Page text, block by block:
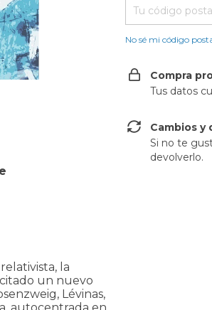
la
un nuevo
Lévinas,
No sé mi código
Compra
Tus datos
Cambios y
Si no te
devolverlo.